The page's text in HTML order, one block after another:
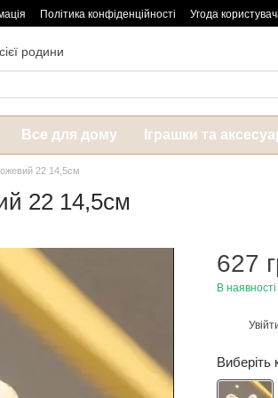
Політика конфіденційності Угода
родини
Все для дому Іграшки та
22 14,5см
22 14,5см
627
В наявності
Виберіть